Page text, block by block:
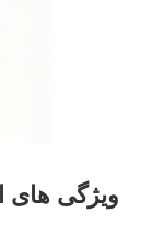
کارخانه تور
ویژگی های